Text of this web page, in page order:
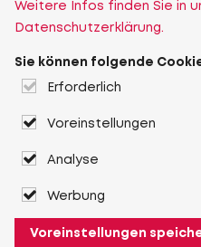
Weitere Infos finden Sie in
Datenschutzerklärung.
Sie können folgende
Erforderlich
Voreinstellungen
Analyse
Werbung
Voreinstellungen